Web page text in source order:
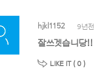
hjkl1152 9년전
잘쓰겟습니당!!
LIKE IT ( 0 )